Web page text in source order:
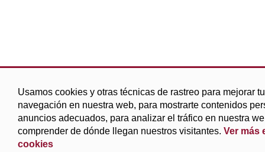
Usamos cookies y otras técnicas de rastreo para mejorar
navegación en nuestra web, para mostrarte contenidos
anuncios adecuados, para analizar el tráfico en nuestra
comprender de dónde llegan nuestros visitantes. Ver más
cookies